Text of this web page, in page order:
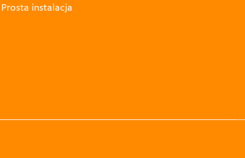
Prosta instalacja